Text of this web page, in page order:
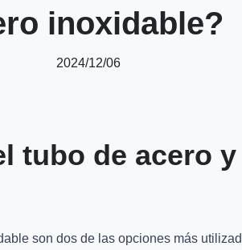
inoxidable?
2024/12/06
tubo de acero
son dos de las opciones más